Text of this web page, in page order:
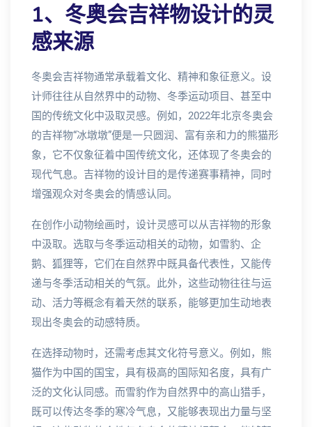
1、冬奥会吉祥物设计的灵
感来源
冬奥会吉祥物通常承载着文化、精神和象征意义。设
计师往往从自然界中的动物、冬季运动项目、甚至中
国的传统文化中汲取灵感。例如，2022年北京冬奥会
的吉祥物“冰墩墩”便是一只圆润、富有亲和力的熊猫形
象，它不仅象征着中国传统文化，还体现了冬奥会的
现代气息。吉祥物的设计目的是传递赛事精神，同时
增强观众对冬奥会的情感认同。
在创作小动物绘画时，设计灵感可以从吉祥物的形象
中汲取。选取与冬季运动相关的动物，如雪豹、企
鹅、狐狸等，它们在自然界中既具备代表性，又能传
递与冬季活动相关的气氛。此外，这些动物往往与运
动、活力等概念有着天然的联系，能够更加生动地表
现出冬奥会的动感特质。
在选择动物时，还需考虑其文化符号意义。例如，熊
猫作为中国的国宝，具有极高的国际知名度，具有广
泛的文化认同感。而雪豹作为自然界中的高山猎手，
既可以传达冬季的寒冷气息，又能够表现出力量与坚